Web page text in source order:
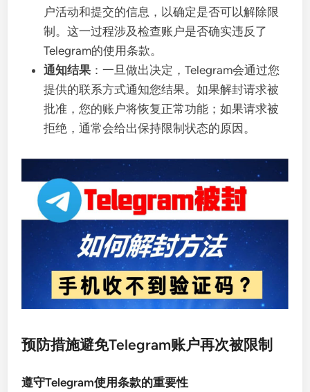
户活动和提交的信息，以确定是否可以解除限
制。这一过程涉及检查账户是否确实违反了
Telegram的使用条款。
通知结果 ：一旦做出决定，Telegram会通过您
提供的联系方式通知您结果。如果解封请求被
批准，您的账户将恢复正常功能；如果请求被
拒绝，通常会给出保持限制状态的原因。
预防措施避免Telegram账户再次被限制
遵守Telegram使用条款的重要性